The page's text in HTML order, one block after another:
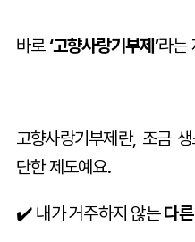
바로 ‘고향사랑기부제’라는
고향사랑기부제란, 조금
단한 제도예요.
✔️ 내가 거주하지 않는다